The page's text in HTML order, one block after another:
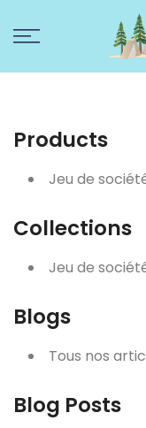
et
Products
Jeu de
Collections
Jeu de
Blogs
Tous nos
Blog Posts